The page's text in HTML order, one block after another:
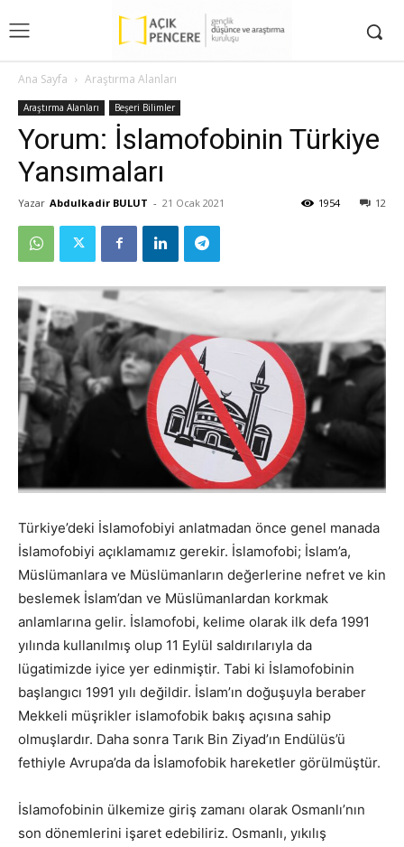
Ana Sayfa Araştırma Alanları
Araştırma Alanları Beşeri Bilimler
Yorum: İslamofobinin Türkiye
Yansımaları
Yazar Abdulkadir BULUT - 21 Ocak 2021 12
1954
Türkiye’deki İslamofobiyi anlatmadan önce genel manada
İslamofobiyi açıklamamız gerekir. İslamofobi; İslam’a,
Müslümanlara ve Müslümanların değerlerine nefret ve kin
beslemek İslam’dan ve Müslümanlardan korkmak
anlamlarına gelir. İslamofobi, kelime olarak ilk defa 1991
yılında kullanılmış olup 11 Eylül saldırılarıyla da
lügatimizde iyice yer edinmiştir. Tabi ki İslamofobinin
başlangıcı 1991 yılı değildir. İslam’ın doğuşuyla beraber
Mekkeli müşrikler islamofobik bakış açısına sahip
olmuşlardır. Daha sonra Tarık Bin Ziyad’ın Endülüs’ü
fethiyle Avrupa’da da İslamofobik hareketler görülmüştür.
İslamofobinin ülkemize giriş zamanı olarak Osmanlı’nın
son dönemlerini işaret edebiliriz. Osmanlı, yıkılış